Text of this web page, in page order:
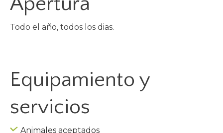
Todo el año, todos los dias.
Equipamiento y
servicios
Animales aceptados